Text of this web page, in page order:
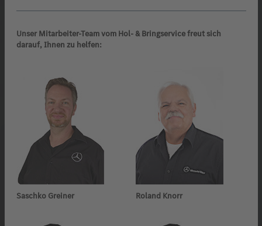
Unser Mitarbeiter-Team vom Hol- & Bringservice freut sich
darauf, Ihnen zu helfen:
Saschko Greiner Roland Knorr